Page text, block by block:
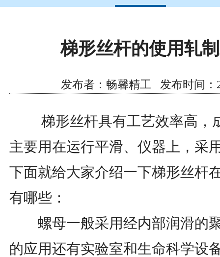
梯形丝杆的使用轧
发布者：畅馨精工 发布时间：
梯形丝杆具有工艺效率高，
主要用在运行平滑、仪器上，采
下面就给大家介绍一下梯形丝杆
有哪些：
螺母一般采用经内部润滑的
的应用还有实验室和生命科学设